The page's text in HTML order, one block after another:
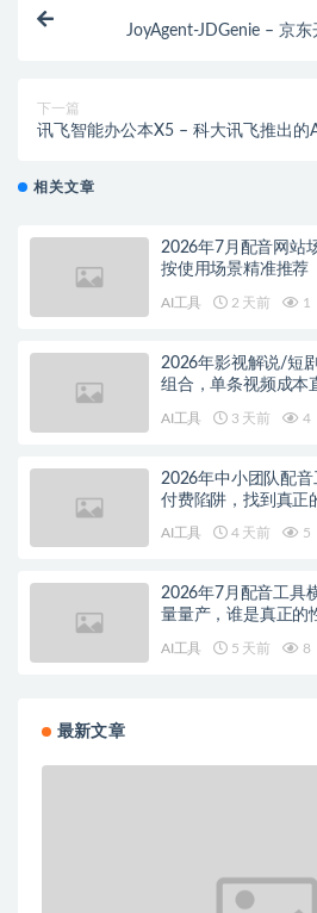
JoyAgent-JDGenie – 京
下一篇
讯飞智能办公本X5 – 科大讯飞推出的
相关文章
2026年7月配音网站
按使用场景精准推荐
AI工具 2 天前 1
2026年影视解说/短
组合，单条视频成本
AI工具 3 天前 4
2026年中小团队配
付费陷阱，找到真正
AI工具 4 天前 5
2026年7月配音工具
量量产，谁是真正的
AI工具 5 天前 8
最新文章